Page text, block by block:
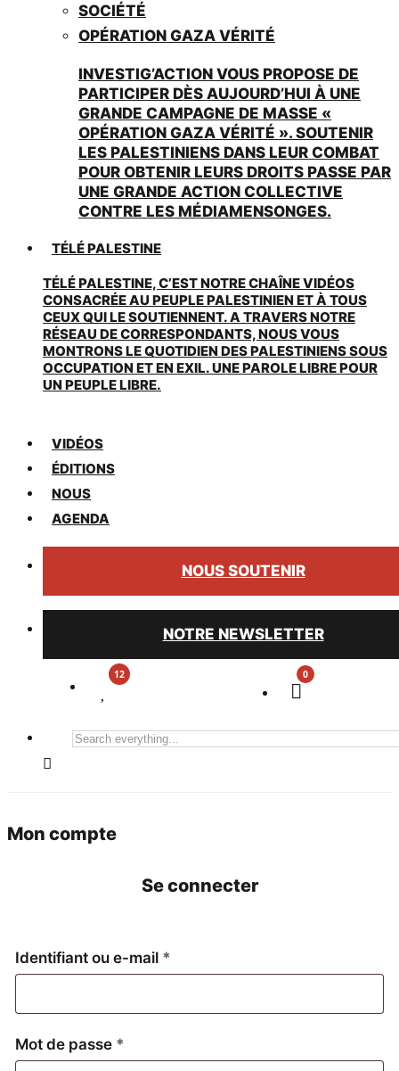
SOCIÉTÉ
OPÉRATION GAZA VÉRITÉ
INVESTIG’ACTION VOUS PROPOSE DE
PARTICIPER DÈS AUJOURD’HUI À UNE
GRANDE CAMPAGNE DE MASSE «
OPÉRATION GAZA VÉRITÉ ». SOUTENIR
LES PALESTINIENS DANS LEUR COMBAT
POUR OBTENIR LEURS DROITS PASSE PAR
UNE GRANDE ACTION COLLECTIVE
CONTRE LES MÉDIAMENSONGES.
TÉLÉ PALESTINE
TÉLÉ PALESTINE, C’EST NOTRE CHAÎNE VIDÉOS
CONSACRÉE AU PEUPLE PALESTINIEN ET À TOUS
CEUX QUI LE SOUTIENNENT. A TRAVERS NOTRE
RÉSEAU DE CORRESPONDANTS, NOUS VOUS
MONTRONS LE QUOTIDIEN DES PALESTINIENS SOUS
OCCUPATION ET EN EXIL. UNE PAROLE LIBRE POUR
UN PEUPLE LIBRE.
VIDÉOS
ÉDITIONS
NOUS
AGENDA
NOUS SOUTENIR
NOTRE NEWSLETTER
0
Search
Mon compte
Se connecter
Identifiant ou e-mail *
Mot de passe *